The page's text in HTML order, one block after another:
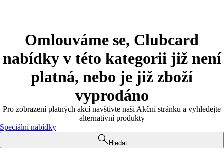
Omlouváme se, Clubcard
nabídky v této kategorii již není
platná, nebo je již zboží
vyprodáno
Pro zobrazení platných akcí navštivte naši Akční stránku a vyhledejte
alternativní produkty
Speciální nabídky
Hledat